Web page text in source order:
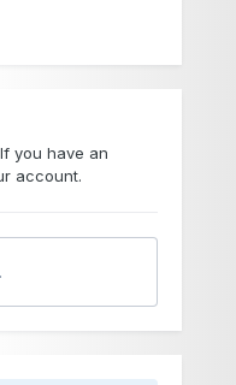
you have an
account.